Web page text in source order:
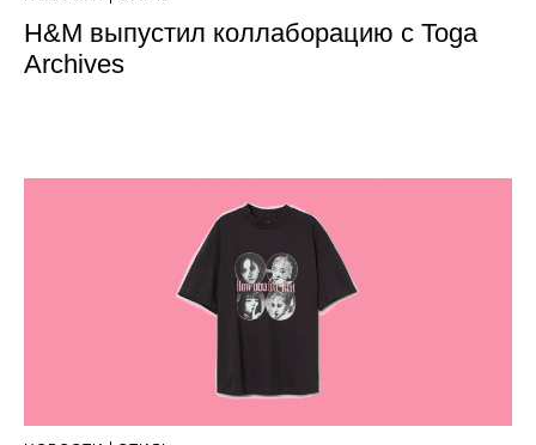
H&M выпустил коллаборацию с Toga
Archives